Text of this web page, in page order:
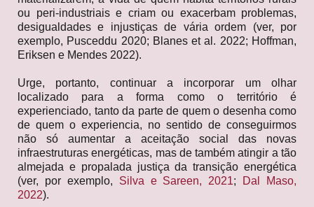
ou peri-industriais e criam ou exacerbam problemas,
desigualdades e injustiças de vária ordem (ver, por
exemplo, Pusceddu 2020; Blanes et al. 2022; Hoffman,
Eriksen e Mendes 2022).
Urge, portanto, continuar a incorporar um olhar
localizado para a forma como o território é
experienciado, tanto da parte de quem o desenha como
de quem o experiencia, no sentido de conseguirmos
não só aumentar a aceitação social das novas
infraestruturas energéticas, mas de também atingir a tão
almejada e propalada justiça da transição energética
(ver, por exemplo, Silva e Sareen, 2021;
Dal Maso,
2022).